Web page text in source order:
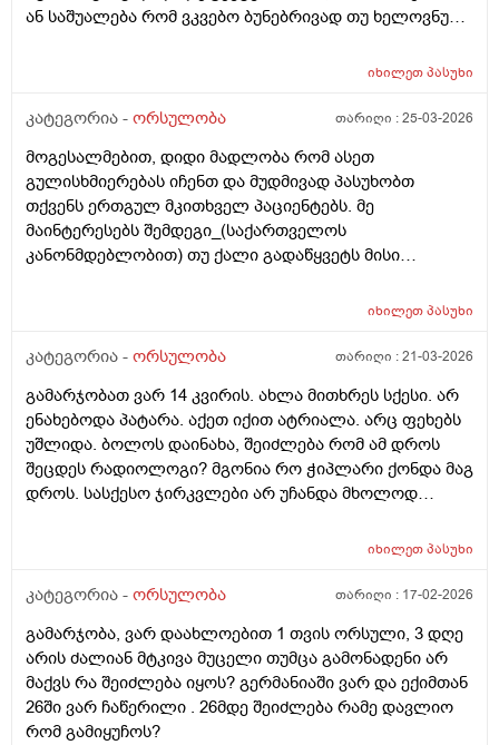
ან საშუალება რომ ვკვებო ბუნებრივად თუ ხელოვნური
იხილეთპასუხი
კატეგორია - ორსულობა თარიღი :25-03-2026
მოგესალმებით, დიდი მადლობა რომ ასეთ
გულისხმიერებას იჩენთ და მუდმივად პასუხობთ
თქვენს ერთგულ მკითხველ პაციენტებს. მე
მაინტერესებს შემდეგი_(საქართველოს
კანონმდებლობით) თუ ქალი გადაწყვეტს მისი
(კვერცხუჯრედის კრიოპრეზერვაცია) შესაძლებელი?
მნიშვნელოვანი შეკითხვა_თუ, დავუშვათ, საკუთარ
გამოიყენებს, გაყინული კიდევ ისევ მორჩება
კლინიკაში, ამ დროს შემდგომ როგორ განვითარდება
სცენარი? რა ბედი ეწევა დარჩენილ გაყინულ
კვერცხუჯრედებს?_თუ მათ ვადა გასდით,
გამოიყენებენ მანამ სხვა ქალის
მიუხედავად? თუ არ შეწუხდებით, დეტალურად რომ
მადლობა!
იხილეთპასუხი
კატეგორია - ორსულობა თარიღი :21-03-2026
გამარჯობათ ვარ 14 კვირის. ახლა მითხრეს სქესი. არ
ენახებოდა პატარა. აქეთ იქით ატრიალა. არც ფეხებს
უშლიდა. ბოლოს დაინახა, შეიძლება რომ ამ დროს
შეცდეს რადიოლოგი? მგონია რო ჭიპლარი ქონდა მაგ
დროს. სასქესო ჯირკვლები არ უჩანდა მხოლოდ
იხილეთპასუხი
კატეგორია - ორსულობა თარიღი : 17-02-2026
გამარჯობა, ვარ დაახლოებით 1 თვის ორსული, 3 დღე
არის ძალიან მტკივა მუცელი თუმცა გამონადენი არ
მაქვს რა შეიძლება იყოს? გერმანიაში ვარ და ექიმთან
26ში ვარ ჩაწერილი . 26მდე შეიძლება რამე დავლიო
რომ გამიყუჩოს?